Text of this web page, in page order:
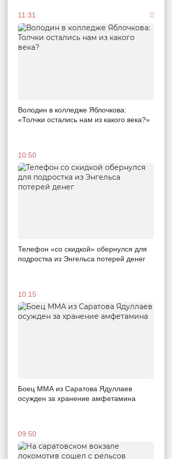
11:31
Володин в колледже Яблочкова:
«Толчки остались нам из какого века?»
10:50
Телефон «со скидкой» обернулся для
подростка из Энгельса потерей денег
10:15
Боец ММА из Саратова Ядуллаев
осужден за хранение амфетамина
09:50